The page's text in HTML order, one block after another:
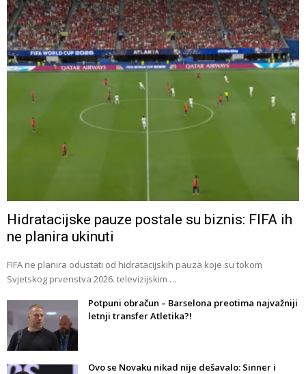
Hidratacijske pauze postale su biznis: FIFA ih
ne planira ukinuti
FIFA ne planira odustati od hidratacijskih pauza koje su tokom
Svjetskog prvenstva 2026. televizijskim …
Potpuni obračun – Barselona preotima najvažniji
letnji transfer Atletika?!
Ovo se Novaku nikad nije dešavalo: Sinner i